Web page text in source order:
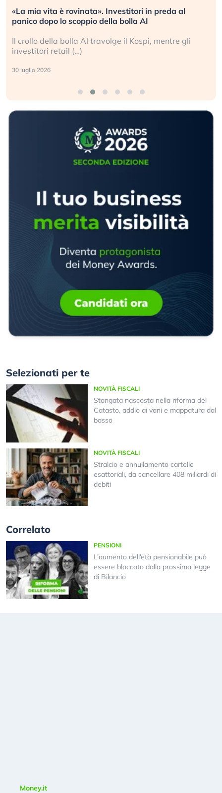
Quando la finanza pesa più dell’economia
L’America sta ripetendo gli errori del 2008?
La ricchezza mondiale cresce, ma è sempre più
sganciata dall’economia reale. (…)
24 luglio 2026
Selezionati per te
NOVITÀ FISCALI
Stangata nascosta nella riforma del
Catasto, addio ai vani e mappatura dal
basso
NOVITÀ FISCALI
Stralcio e annullamento cartelle
esattoriali, da cancellare 408 miliardi di
debiti
Correlato
PENSIONI
L’aumento dell’età pensionabile può
essere bloccato dalla prossima legge
di Bilancio
Money.it